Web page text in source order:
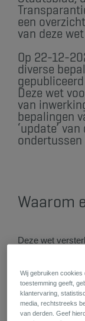
een
van deze
Op 22-12-
diverse
Deze wet
van
bepalingen
‘update’
​Waarom
Deze wet
Identieke
voor
Wij gebruiken cookies
toestemming geeft,
klantervaring,
media, rechtstreeks
van derden. Geef